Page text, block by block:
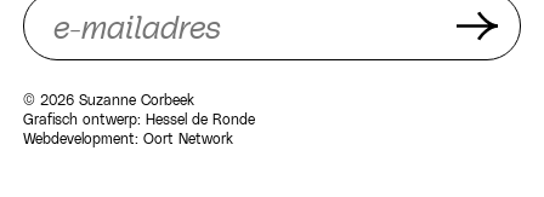
© 2026 Suzanne Corbeek
Grafisch ontwerp:Hessel de Ronde
Webdevelopment:Oort Network